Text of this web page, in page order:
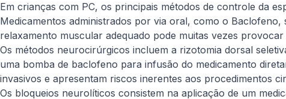
Em crianças com PC, os principais métodos de controle da
Medicamentos administrados por via oral, como o
relaxamento muscular adequado pode muitas vezes
Os métodos neurocirúrgicos incluem a rizotomia dorsal
uma bomba de baclofeno para infusão do medicamento
invasivos e apresentam riscos inerentes aos procedimentos
Os bloqueios neurolíticos consistem na aplicação de um